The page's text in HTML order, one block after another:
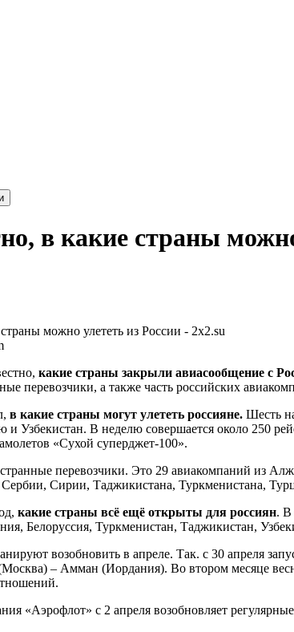
в какие страны
какие страны закрыли авиасообщение с
перевозчики, а также часть российских
в какие страны могут улететь россияне. Шесть
Узбекистан. В неделю совершается около 250
«Сухой суперджет-100».
перевозчики. Это 29 авиакомпаний из
Сирии, Таджикистана, Туркменистана,
какие страны всё ещё открыты для россиян. В
Белоруссия, Туркменистан, Таджикистан,
возобновить в апреле. Так. с 30 апреля
– Амман (Иордания). Во втором месяце
«Аэрофлот» с 2 апреля возобновляет